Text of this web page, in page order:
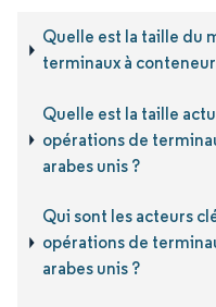
Quelle est la taille du
terminaux à
Quelle est la taille
opérations de
arabes unis ?
Qui sont les acteurs
opérations de
arabes unis ?